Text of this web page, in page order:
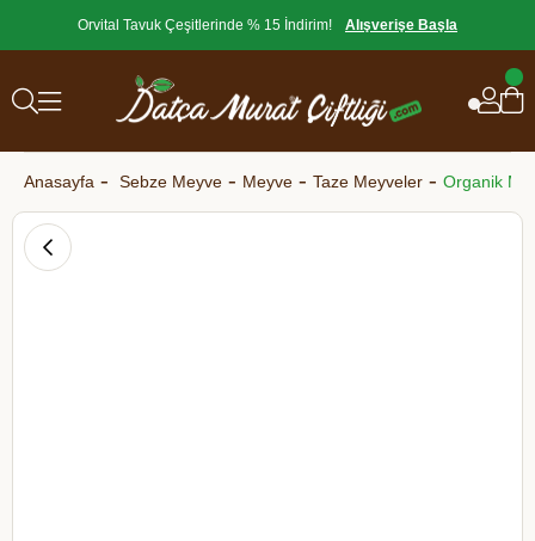
Orvital Tavuk Çeşitlerinde % 15 İndirim! Alışverişe Başla
Anasayfa Sebze Meyve Meyve Taze Meyveler Organik